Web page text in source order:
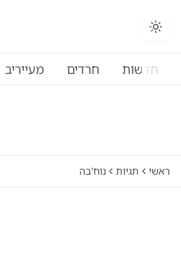
החלפת מצב תצוגה
חדשות חרדים מעייריב
ראשי תגיות נוח'בה